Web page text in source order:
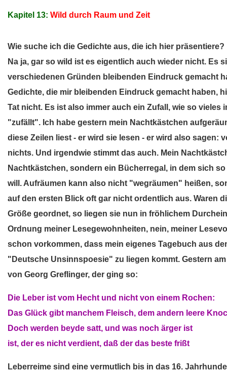
Kapitel 13: Wild durch Raum und Zeit
Wie suche ich die Gedichte aus, die ich hier
Na ja, gar so wild ist es eigentlich auch wieder nicht. Es
verschiedenen Gründen bleibenden Eindruck gemacht
Gedichte, die mir bleibenden Eindruck gemacht haben,
Tat nicht. Es ist also immer auch ein Zufall, wie so vieles
"zufällt". Ich habe gestern mein Nachtkästchen
diese Zeilen liest - er wird sie lesen - er wird also sagen:
nichts. Und irgendwie stimmt das auch. Mein
Nachtkästchen, sondern ein Bücherregal, in dem sich
will. Aufräumen kann also nicht "wegräumen" heißen,
auf den ersten Blick oft gar nicht ordentlich aus. Waren
Größe geordnet, so liegen sie nun in fröhlichem
Ordnung meiner Lesegewohnheiten, nein, meiner
schon vorkommen, dass mein eigenes Tagebuch aus
"Deutsche Unsinnspoesie" zu liegen kommt. Gestern
von Georg Greflinger, der ging so:
Die Leber ist vom Hecht und nicht von einem Rochen:
Das Glück gibt manchem Fleisch, dem andern leere
Doch werden beyde satt, und was noch ärger ist
ist, der es nicht verdient, daß der das beste frißt
Leberreime sind eine vermutlich bis in das 16.